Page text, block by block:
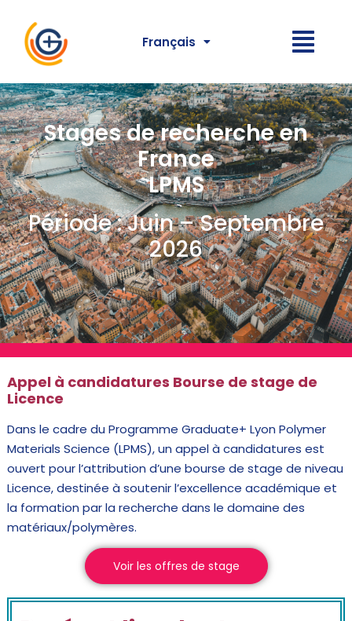
Français
Stages de recherche en
France
LPMS
Période : Juin – Septembre
2026
Appel à candidatures Bourse de stage de
Licence
Dans le cadre du Programme Graduate+ Lyon Polymer
Materials Science (LPMS), un appel à candidatures est
ouvert pour l’attribution d’une bourse de stage de niveau
Licence, destinée à soutenir l’excellence académique et
la formation par la recherche dans le domaine des
matériaux/polymères.
Voir les offres de stage